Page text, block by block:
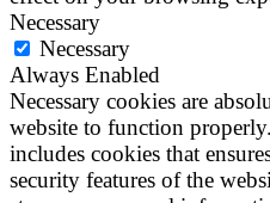
Necessary
Necessary
Always Enabled
Necessary cookies are
website to function
includes cookies that
security features of the